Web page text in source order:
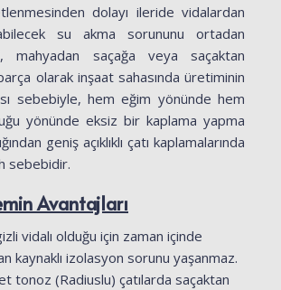
dolayı ileride vidalardan
su akma sorununu ortadan
mahyadan saçağa veya saçaktan
olarak inşaat sahasında üretiminin
sebebiyle, hem eğim yönünde hem
yönünde eksiz bir kaplama yapma
geniş açıklıklı çatı kaplamalarında
sebebidir.
Avantajları
vidalı olduğu için zaman içinde
kaynaklı izolasyon sorunu yaşanmaz.
tonoz (Radiuslu) çatılarda saçaktan